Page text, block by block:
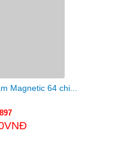
Magnetic 64 chi...